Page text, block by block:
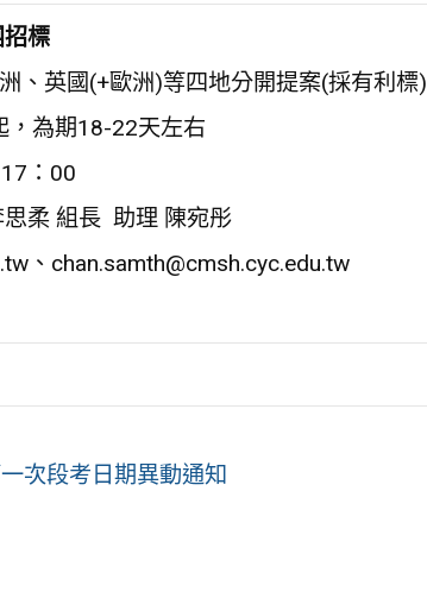
標
、英國(+歐洲)等四地分開提案(採有利標)
為期18-22天左右
：00
柔 組長 助理 陳宛彤
、chan.samth@cmsh.cyc.edu.tw
次段考日期異動通知